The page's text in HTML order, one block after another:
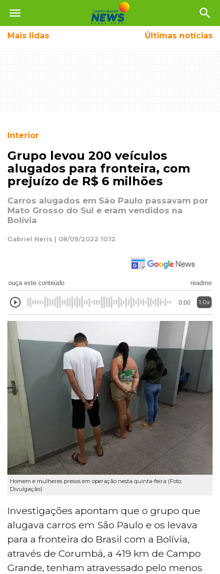
menu search
Mais lidas Últimas notícias
Interior
Grupo levou 200 veículos
alugados para fronteira, com
prejuízo de R$ 6 milhões
Carros alugados em São Paulo passavam por
Mato Grosso do Sul e eram vendidos na
Bolívia
Gabriel Neris | 08/09/2022 10:12
ouça este conteúdo readme
0:00 1.0x
Homem e mulheres presos em operação nesta quinta-feira (Foto:
Divulgação)
Investigações apontam que o grupo que
alugava carros em São Paulo e os levava
para a fronteira do Brasil com a Bolívia,
através de Corumbá, a 419 km de Campo
Grande, tenham atravessado pelo menos